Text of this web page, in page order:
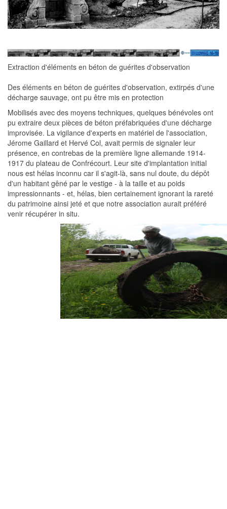
Extraction d'éléments en béton de guérites d'observation
Des éléments en béton de guérites d'observation, extirpés d'une
décharge sauvage, ont pu être mis en protection
Mobilisés avec des moyens techniques, quelques bénévoles ont
pu extraire deux pièces de béton préfabriquées d'une décharge
improvisée. La vigilance d'experts en matériel de l'association,
Jérome Gaillard et Hervé Col, avait permis de signaler leur
présence, en contrebas de la première ligne allemande 1914-
1917 du plateau de Confrécourt. Leur site d'implantation initial
nous est hélas inconnu car il s'agit-là, sans nul doute, du dépôt
d'un habitant gêné par le vestige - à la taille et au poids
impressionnants - et, hélas, bien certainement ignorant la rareté
du patrimoine ainsi jeté et que notre association aurait préféré
venir récupérer in situ.